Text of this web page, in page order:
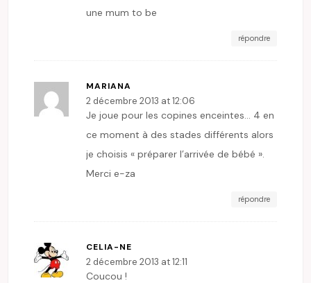
une mum to be
répondre
MARIANA
2 décembre 2013 at 12:06
Je joue pour les copines enceintes… 4 en
ce moment à des stades différents alors
je choisis « préparer l’arrivée de bébé ».
Merci e-za
répondre
CELIA-NE
2 décembre 2013 at 12:11
Coucou !